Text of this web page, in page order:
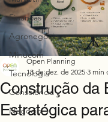
Finanças
Agronegócio
Minucom
Tecnologia
Consciência
Negócio
Construção da
Estratégica
Open Planning
18 de dez. de 2025 3 min